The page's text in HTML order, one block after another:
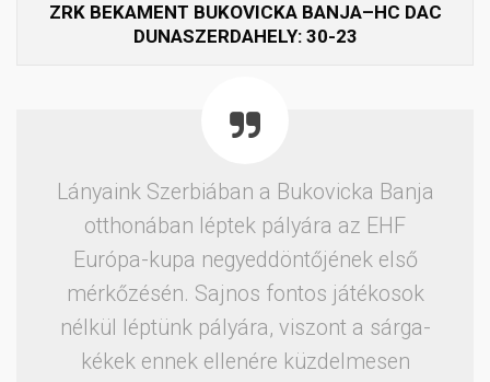
ZRK BEKAMENT BUKOVICKA BANJA–HC DAC
DUNASZERDAHELY: 30-23
Lányaink Szerbiában a Bukovicka Banja
otthonában léptek pályára az EHF
Európa-kupa negyeddöntőjének első
mérkőzésén. Sajnos fontos játékosok
nélkül léptünk pályára, viszont a sárga-
kékek ennek ellenére küzdelmesen